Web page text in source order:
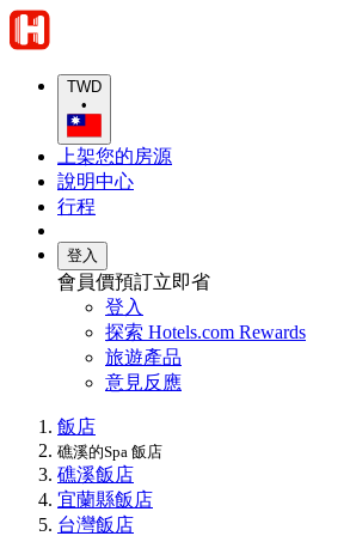
TWD
•
上架您的房源
說明中心
行程
登入
會員價預訂立即省
登入
探索 Hotels.com Rewards
旅遊產品
意見反應
飯店
礁溪的Spa 飯店
礁溪飯店
宜蘭縣飯店
台灣飯店